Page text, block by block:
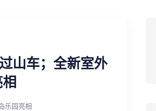
山车；全新室外
乐园亮相